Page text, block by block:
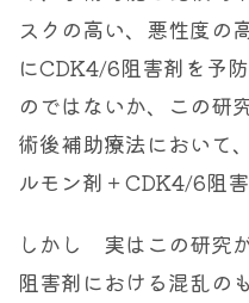
スクの高い、悪性度の
にCDK4/6阻害剤を予
のではないか、この研
術後補助療法におい
ルモン剤＋CDK4/6阻
しかし 実はこの研究
阻害剤における混乱の